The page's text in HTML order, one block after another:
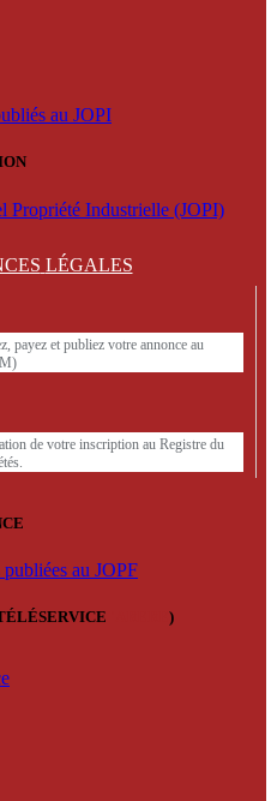
au JOPI
Propriété Industrielle (JOPI)
LÉGALES
payez et publiez votre annonce au
de votre inscription au Registre du
au JOPF
)